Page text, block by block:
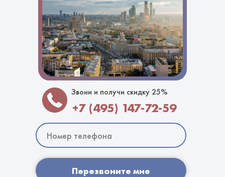
Перезвоните мне
+7 (495) 147-72-59
Звони и получи скидку 25%